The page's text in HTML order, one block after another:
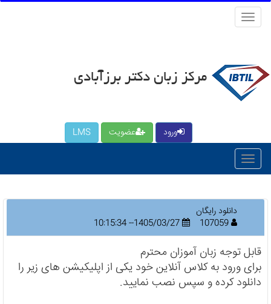
منو
کاربری
مرکز زبان دکتر برزآبادی
ورود عضویت LMS
دانلود رایگان
قابل توجه زبان آموزان محترم
برای ورود به کلاس آنلاین خود یکی از اپلیکیشن های زیر را
دانلود کرده و سپس نصب نمایید.